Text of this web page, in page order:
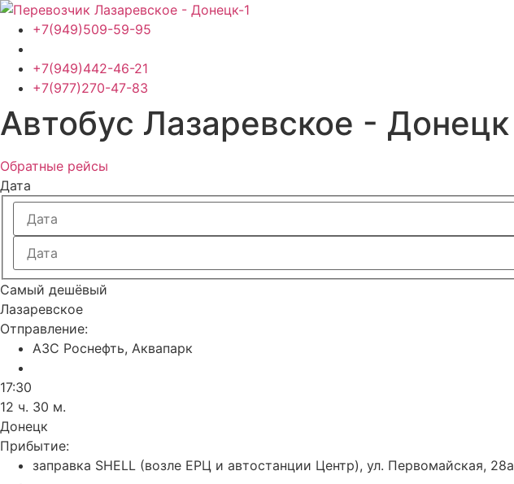
Перейти
содержимому
+7(949)509-59-95
+7(949)442-46-21
+7(977)270-47-83
Автобус Лазаревское - Донецк
Обратные рейсы
Дата
Самый дешёвый
Лазаревское
Отправление:
АЗС Роснефть, Аквапарк
17:30
12 ч. 30 м.
Донецк
Прибытие:
заправка SHELL (возле ЕРЦ и автостанции Центр), ул. Первомайская, 28а